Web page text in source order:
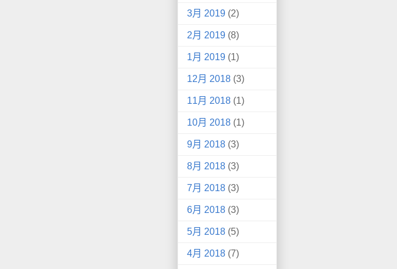
3月 2019 (2)
2月 2019 (8)
1月 2019 (1)
12月 2018 (3)
11月 2018 (1)
10月 2018 (1)
9月 2018 (3)
8月 2018 (3)
7月 2018 (3)
6月 2018 (3)
5月 2018 (5)
4月 2018 (7)